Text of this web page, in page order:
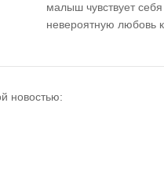
малыш чувствует
невероятную любовь
новостью: